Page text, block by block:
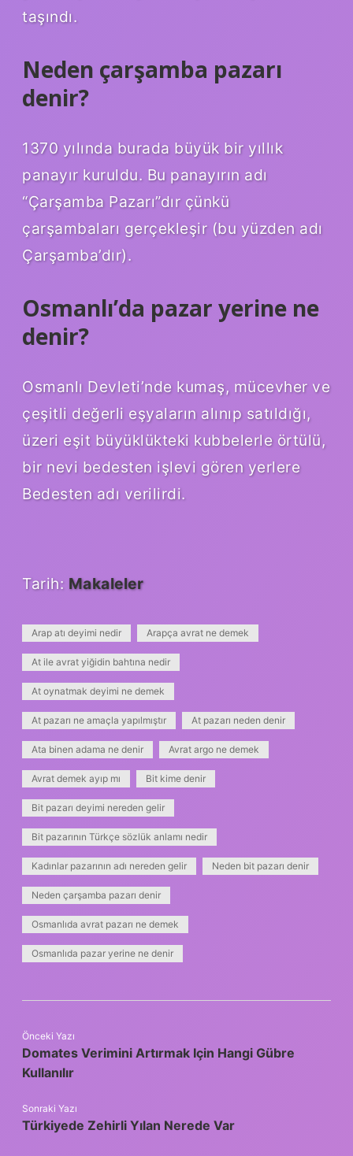
taşındı.
Neden çarşamba pazarı
denir?
1370 yılında burada büyük bir yıllık
panayır kuruldu. Bu panayırın adı
“Çarşamba Pazarı”dır çünkü
çarşambaları gerçekleşir (bu yüzden adı
Çarşamba’dır).
Osmanlı’da pazar yerine ne
denir?
Osmanlı Devleti’nde kumaş, mücevher ve
çeşitli değerli eşyaların alınıp satıldığı,
üzeri eşit büyüklükteki kubbelerle örtülü,
bir nevi bedesten işlevi gören yerlere
Bedesten adı verilirdi.
Tarih: Makaleler
Arap atı deyimi nedir Arapça avrat ne demek
At ile avrat yiğidin bahtına nedir
At oynatmak deyimi ne demek
At pazarı ne amaçla yapılmıştır At pazarı neden denir
Ata binen adama ne denir Avrat argo ne demek
Avrat demek ayıp mı Bit kime denir
Bit pazarı deyimi nereden gelir
Bit pazarının Türkçe sözlük anlamı nedir
Kadınlar pazarının adı nereden gelir Neden bit pazarı denir
Neden çarşamba pazarı denir
Osmanlıda avrat pazarı ne demek
Osmanlıda pazar yerine ne denir
Önceki Yazı
Domates Verimini Artırmak Için Hangi Gübre
Kullanılır
Sonraki Yazı
Türkiyede Zehirli Yılan Nerede Var